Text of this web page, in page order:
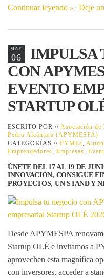
Continuar leyendo | Deje
MAY
06
IMPULSA
CON
EVENTO
STARTUP
ESCRITO POR // Asociación de
Pedro Alcántara (APYMESPA)
CATEGORÍAS // PYMEs
Emprendedores
Empresas
ÚNETE DEL 17 AL 19 DE
INNOVACIÓN, CONSIGUE
PROYECTOS, UN STAND Y
Desde APYMESPA
Startup OLÉ e invitamos a
aprovechen esta magnífica
con inversores, acceder a